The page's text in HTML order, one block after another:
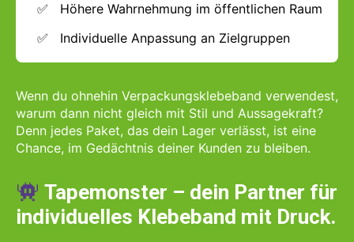
Höhere Wahrnehmung im öffentlichen Raum
Individuelle Anpassung an Zielgruppen
Wenn du ohnehin Verpackungsklebeband verwendest,
warum dann nicht gleich mit Stil und Aussagekraft?
Denn jedes Paket, das dein Lager verlässt, ist eine
Chance, im Gedächtnis deiner Kunden zu bleiben.
Tapemonster – dein Partner für
individuelles Klebeband mit Druck.